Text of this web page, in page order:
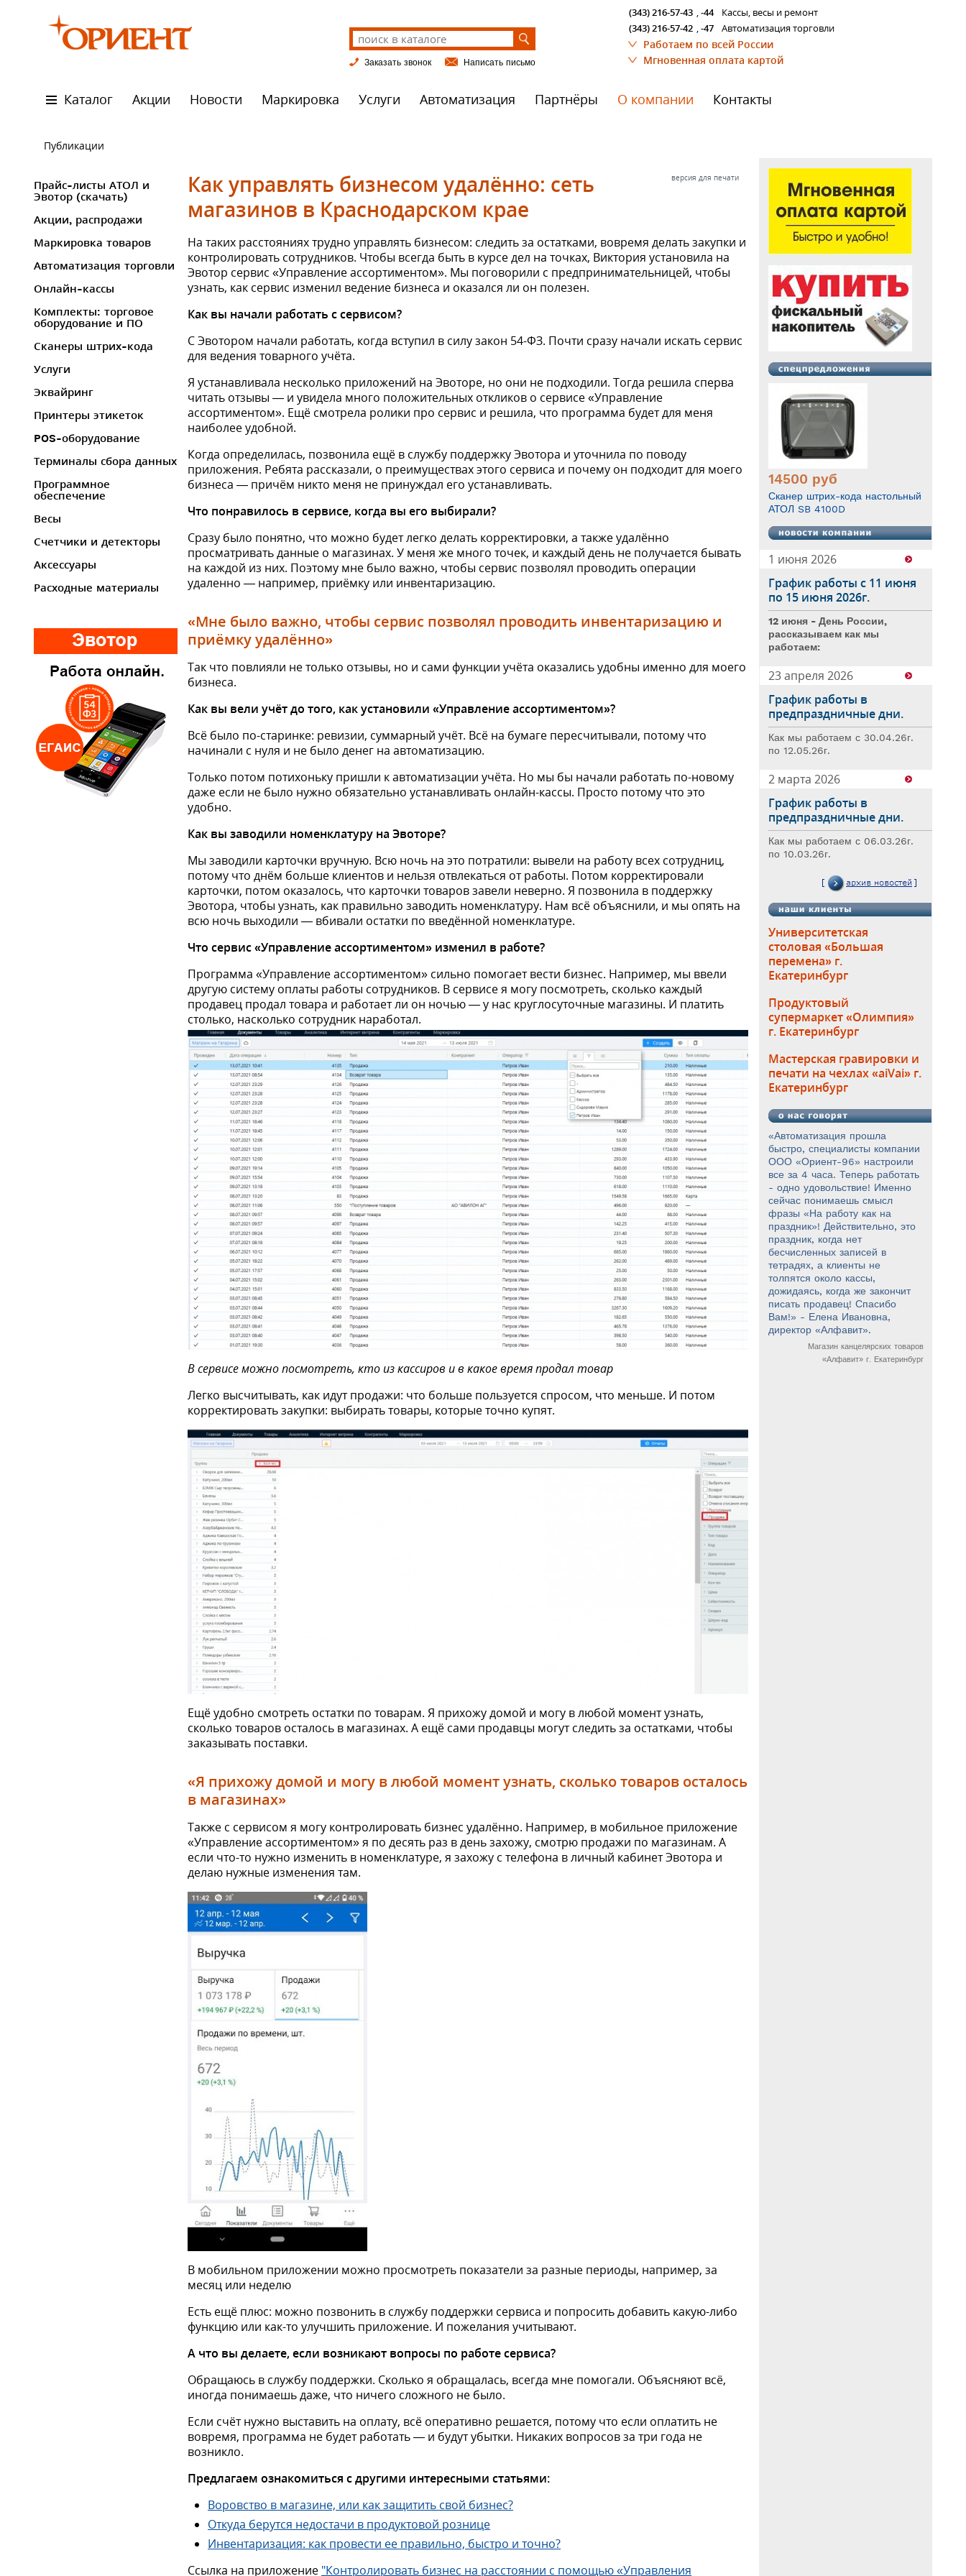
Заказать звонок Написать письмо
(343) 216-57-43 ,-44
Кассы, весы и ремонт
(343) 216-57-42 ,-47 Автоматизация торговли
Работаем по всей России
Мгновенная оплата картой
Каталог Акции Новости Маркировка Услуги Автоматизация Партнёры О компании Контакты
Публикации
Прайс-листы АТОЛ и
Эвотор (скачать)
Акции, распродажи
Маркировка товаров
Автоматизация торговли
Онлайн-кассы
Комплекты: торговое
оборудование и ПО
Сканеры штрих-кода
Услуги
Эквайринг
Принтеры этикеток
POS-оборудование
Терминалы сбора данных
Программное
обеспечение
Весы
Счетчики и детекторы
Аксессуары
Расходные материалы
версия для печати
Как управлять бизнесом удалённо: сеть
магазинов в Краснодарском крае
На таких расстояниях трудно управлять бизнесом: следить за остатками, вовремя делать закупки и
контролировать сотрудников. Чтобы всегда быть в курсе дел на точках, Виктория установила на
Эвотор сервис «Управление ассортиментом». Мы поговорили с предпринимательницей, чтобы
узнать, как сервис изменил ведение бизнеса и оказался ли он полезен.
Как вы начали работать с сервисом?
С Эвотором начали работать, когда вступил в силу закон 54-ФЗ. Почти сразу начали искать сервис
для ведения товарного учёта.
Я устанавливала несколько приложений на Эвоторе, но они не подходили. Тогда решила сперва
читать отзывы — и увидела много положительных откликов о сервисе «Управление
ассортиментом». Ещё смотрела ролики про сервис и решила, что программа будет для меня
наиболее удобной.
Когда определилась, позвонила ещё в службу поддержку Эвотора и уточнила по поводу
приложения. Ребята рассказали, о преимуществах этого сервиса и почему он подходит для моего
бизнеса — причём никто меня не принуждал его устанавливать.
Что понравилось в сервисе, когда вы его выбирали?
Сразу было понятно, что можно будет легко делать корректировки, а также удалённо
просматривать данные о магазинах. У меня же много точек, и каждый день не получается бывать
на каждой из них. Поэтому мне было важно, чтобы сервис позволял проводить операции
удаленно — например, приёмку или инвентаризацию.
«Мне было важно, чтобы сервис позволял проводить инвентаризацию и
приёмку удалённо»
Так что повлияли не только отзывы, но и сами функции учёта оказались удобны именно для моего
бизнеса.
Как вы вели учёт до того, как установили «Управление ассортиментом»?
Всё было по-старинке: ревизии, суммарный учёт. Всё на бумаге пересчитывали, потому что
начинали с нуля и не было денег на автоматизацию.
Только потом потихоньку пришли к автоматизации учёта. Но мы бы начали работать по-новому
даже если не было нужно обязательно устанавливать онлайн-кассы. Просто потому что это
удобно.
Как вы заводили номенклатуру на Эвоторе?
Мы заводили карточки вручную. Всю ночь на это потратили: вывели на работу всех сотрудниц,
потому что днём больше клиентов и нельзя отвлекаться от работы. Потом корректировали
карточки, потом оказалось, что карточки товаров завели неверно. Я позвонила в поддержку
Эвотора, чтобы узнать, как правильно заводить номенклатуру. Нам всё объяснили, и мы опять на
всю ночь выходили — вбивали остатки по введённой номенклатуре.
Что сервис «Управление ассортиментом» изменил в работе?
Программа «Управление ассортиментом» сильно помогает вести бизнес. Например, мы ввели
другую систему оплаты работы сотрудников. В сервисе я могу посмотреть, сколько каждый
продавец продал товара и работает ли он ночью — у нас круглосуточные магазины. И платить
столько, насколько сотрудник наработал.
В сервисе можно посмотреть, кто из кассиров и в какое время продал товар
Легко высчитывать, как идут продажи: что больше пользуется спросом, что меньше. И потом
корректировать закупки: выбирать товары, которые точно купят.
Ещё удобно смотреть остатки по товарам. Я прихожу домой и могу в любой момент узнать,
сколько товаров осталось в магазинах. А ещё сами продавцы могут следить за остатками, чтобы
заказывать поставки.
«Я прихожу домой и могу в любой момент узнать, сколько товаров осталось
в магазинах»
Также с сервисом я могу контролировать бизнес удалённо. Например, в мобильное приложение
«Управление ассортиментом» я по десять раз в день захожу, смотрю продажи по магазинам. А
если что-то нужно изменить в номенклатуре, я захожу с телефона в личный кабинет Эвотора и
делаю нужные изменения там.
В мобильном приложении можно просмотреть показатели за разные периоды, например, за
месяц или неделю
Есть ещё плюс: можно позвонить в службу поддержки сервиса и попросить добавить какую-либо
функцию или как-то улучшить приложение. И пожелания учитывают.
А что вы делаете, если возникают вопросы по работе сервиса?
Обращаюсь в службу поддержки. Сколько я обращалась, всегда мне помогали. Объясняют всё,
иногда понимаешь даже, что ничего сложного не было.
Если счёт нужно выставить на оплату, всё оперативно решается, потому что если оплатить не
вовремя, программа не будет работать — и будут убытки. Никаких вопросов за три года не
возникло.
Предлагаем ознакомиться с другими интересными статьями:
Воровство в магазине, или как защитить свой бизнес?
Откуда берутся недостачи в продуктовой рознице
Инвентаризация: как провести ее правильно, быстро и точно?
Ссылка на приложение "Контролировать бизнес на расстоянии с помощью «Управления
14500 руб
Сканер штрих-кода настольный
АТОЛ SB 4100D
1 июня 2026
График работы с 11 июня
по 15 июня 2026г.
12 июня - День России,
рассказываем как мы
работаем:
23 апреля 2026
График работы в
предпраздничные дни.
Как мы работаем с 30.04.26г.
по 12.05.26г.
2 марта 2026
График работы в
предпраздничные дни.
Как мы работаем с 06.03.26г.
по 10.03.26г.
Университетская
столовая «Большая
перемена» г.
Екатеринбург
Продуктовый
супермаркет «Олимпия»
г. Екатеринбург
Мастерская гравировки и
печати на чехлах «aiVai» г.
Екатеринбург
«Автоматизация прошла
быстро, специалисты компании
ООО «Ориент-96» настроили
все за 4 часа. Теперь работать
- одно удовольствие! Именно
сейчас понимаешь смысл
фразы «На работу как на
праздник»! Действительно, это
праздник, когда нет
бесчисленных записей в
тетрадях, а клиенты не
толпятся около кассы,
дожидаясь, когда же закончит
писать продавец! Спасибо
Вам!» - Елена Ивановна,
директор «Алфавит».
Магазин канцелярских товаров
«Алфавит» г. Екатеринбург